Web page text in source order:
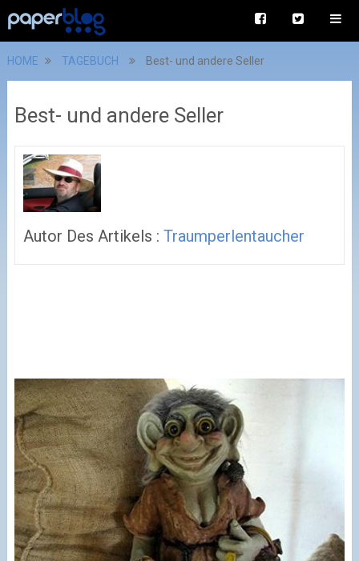
HOME TAGEBUCH Best- und andere Seller
Best- und andere Seller
Autor Des Artikels : Traumperlentaucher